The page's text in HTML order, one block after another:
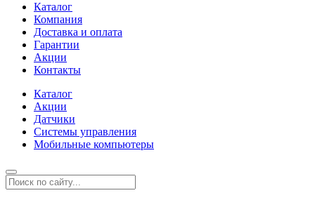
Каталог
Компания
Доставка и оплата
Гарантии
Акции
Контакты
Каталог
Акции
Датчики
Системы управления
Мобильные компьютеры